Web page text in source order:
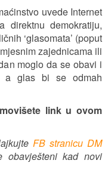
uvede Internet
demokratiju,
‘glasomata’ (poput
zajednicama ili
moglo da se obavi i
a glas bi se odmah
link u ovom
FB stranicu DM
kad novi